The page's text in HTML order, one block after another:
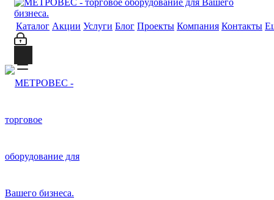
Каталог Акции Услуги Блог Проекты Компания Контакты